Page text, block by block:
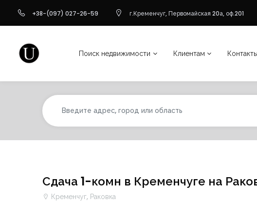
+38-(097) 027-26-59 г.Кременчуг, Первомайская 20а, оф.201
Поиск недвижимости Клиентам Контакты
Сдача 1-комн в Кременчуге на
Кременчуг, Раковка